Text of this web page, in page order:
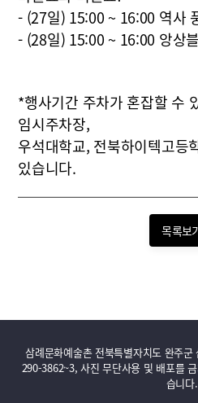
- (27일) 15:00 ~ 16:00 역사
- (28일) 15:00 ~ 16:00 앙상
*행사기간 주차가 혼잡할 수
임시주차장,
우석대학교, 전북하이텍고등
있습니다.
목록보
삼례문화예술촌 전북특별자치도 완주
290-3862~3, 사진 무단사용 및 배포를
습니다.